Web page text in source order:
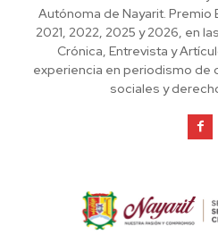
Autónoma de Nayarit. Premio
2021, 2022, 2025 y 2026, en
Crónica, Entrevista y
experiencia en periodismo de
sociales y